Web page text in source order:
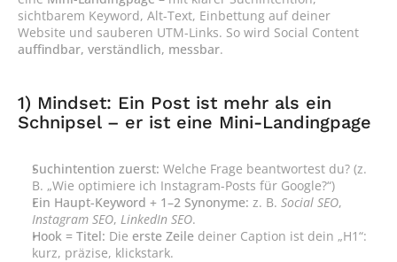
sichtbarem Keyword, Alt-Text, Einbettung auf deiner
auffindbar, verständlich, messbar.
1) Mindset: Ein Post ist mehr als ein
Schnipsel – er ist eine Mini-Landingpage
Suchintention zuerst: Welche Frage beantwortest du? (z.
B. „Wie optimiere ich Instagram-Posts für Google?“)
Ein Haupt-Keyword + 1–2 Synonyme: z. B. Social SEO
Instagram SEO, LinkedIn SEO.
Hook = Titel: Die erste Zeile deiner Caption ist dein „H1“:
kurz, präzise, klickstark.